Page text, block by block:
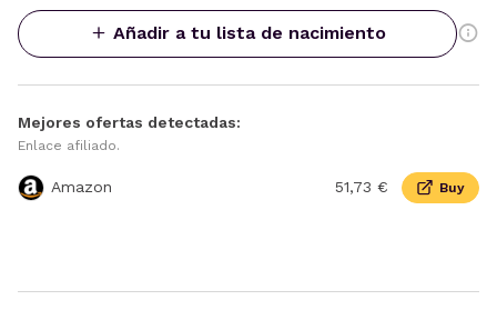
Añadir a tu lista de nacimiento
Mejores ofertas detectadas:
Enlace afiliado.
Amazon 51,73 € Buy